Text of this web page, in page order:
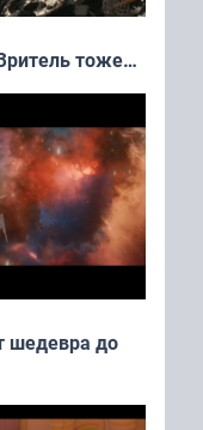
тоже…
шедевра до